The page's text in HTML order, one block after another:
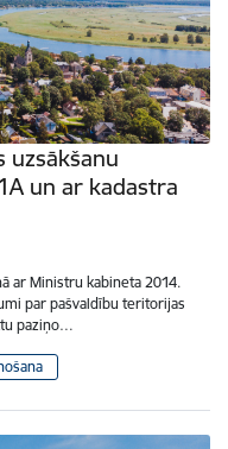
uzsākšanu
un ar kadastra
ar Ministru kabineta 2014.
par pašvaldību teritorijas
paziņo…